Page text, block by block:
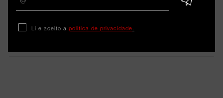
“reciclar mais e melhor”
embalagens na Feira do Livro
Li e aceito a política de privacidade